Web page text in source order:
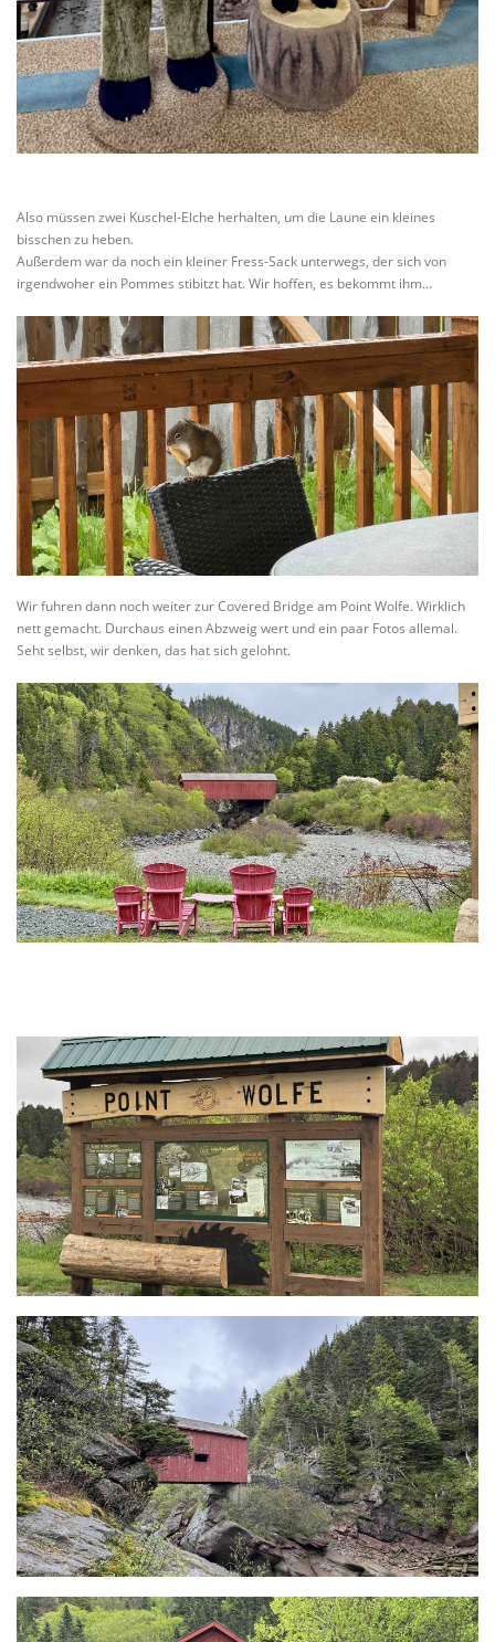
Also müssen zwei Kuschel-Elche herhalten, um die Laune ein kleines
bisschen zu heben.
Außerdem war da noch ein kleiner Fress-Sack unterwegs, der sich von
irgendwoher ein Pommes stibitzt hat. Wir hoffen, es bekommt ihm…
Wir fuhren dann noch weiter zur Covered Bridge am Point Wolfe. Wirklich
nett gemacht. Durchaus einen Abzweig wert und ein paar Fotos allemal.
Seht selbst, wir denken, das hat sich gelohnt.